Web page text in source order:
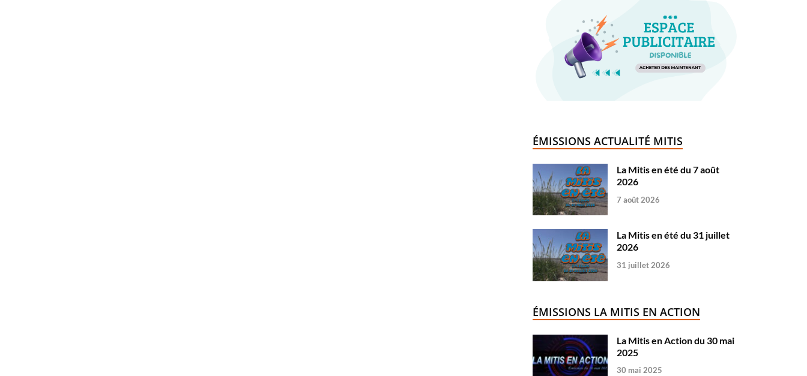
ÉMISSIONS ACTUALITÉ MITIS
La Mitis en été du 7 août
2026
7 août 2026
La Mitis en été du 31 juillet
2026
31 juillet 2026
ÉMISSIONS LA MITIS EN ACTION
La Mitis en Action du 30 mai
2025
30 mai 2025